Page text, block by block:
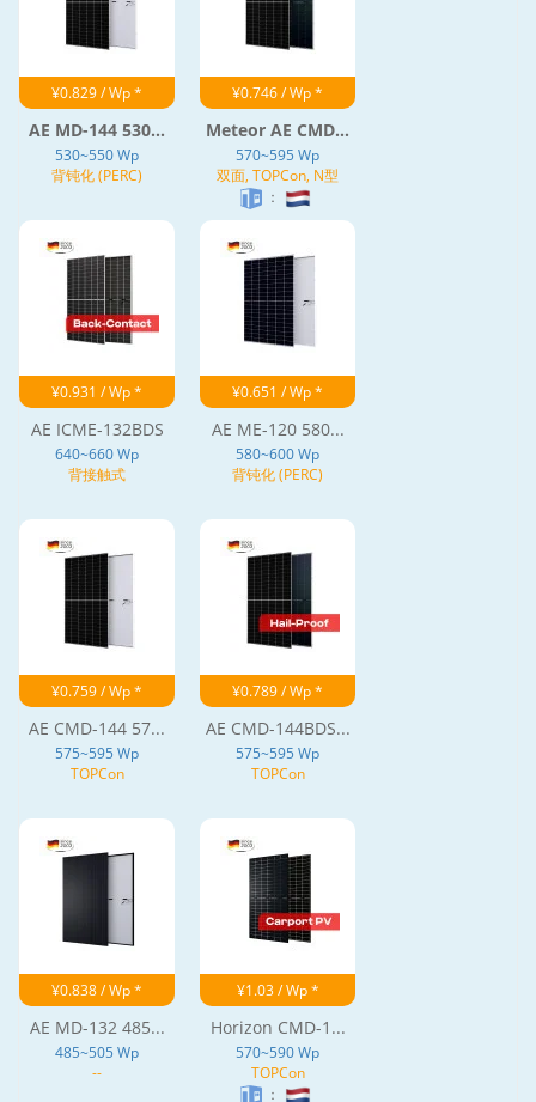
¥0.829 / Wp *
AE MD-144 530...
530~550 Wp
背钝化 (PERC)
¥0.746 / Wp *
Meteor AE CMD...
570~595 Wp
双面, TOPCon, N型
：
¥0.931 / Wp *
AE ICME-132BDS
640~660 Wp
背接触式
¥0.651 / Wp *
AE ME-120 580...
580~600 Wp
背钝化 (PERC)
¥0.759 / Wp *
AE CMD-144 57...
575~595 Wp
TOPCon
¥0.789 / Wp *
AE CMD-144BDS...
575~595 Wp
TOPCon
¥0.838 / Wp *
AE MD-132 485...
485~505 Wp
--
¥1.03 / Wp *
Horizon CMD-1...
570~590 Wp
TOPCon
：